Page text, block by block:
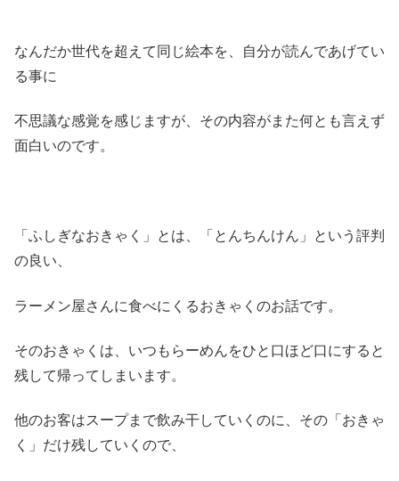
なんだか世代を超えて同じ絵本を、自分が読んであげてい
る事に
不思議な感覚を感じますが、その内容がまた何とも言えず
面白いのです。
「ふしぎなおきゃく」とは、「とんちんけん」という評判
の良い、
ラーメン屋さんに食べにくるおきゃくのお話です。
そのおきゃくは、いつもらーめんをひと口ほど口にすると
残して帰ってしまいます。
他のお客はスープまで飲み干していくのに、その「おきゃ
く」だけ残していくので、